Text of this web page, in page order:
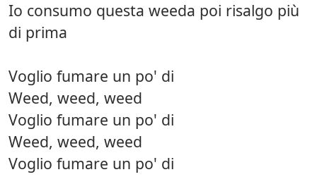
Io consumo questa weeda poi risalgo più
di prima
Voglio fumare un po' di
Weed, weed, weed
Voglio fumare un po' di
Weed, weed, weed
Voglio fumare un po' di